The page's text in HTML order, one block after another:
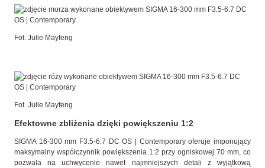
Fot. Julie Mayfeng
Fot. Julie Mayfeng
Efektowne zbliżenia dzięki powiększeniu 1:2
SIGMA 16-300 mm F3.5-6.7 DC OS | Contemporary oferuje imponujący
maksymalny współczynnik powiększenia 1:2 przy ogniskowej 70 mm, co
pozwala na uchwycenie nawet najmniejszych detali z wyjątkową